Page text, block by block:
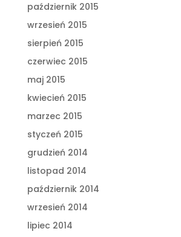
październik 2015
wrzesień 2015
sierpień 2015
czerwiec 2015
maj 2015
kwiecień 2015
marzec 2015
styczeń 2015
grudzień 2014
listopad 2014
październik 2014
wrzesień 2014
lipiec 2014